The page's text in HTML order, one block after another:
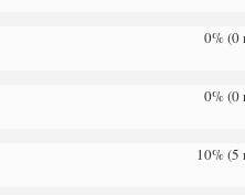
0% (0
0% (0
10% (5